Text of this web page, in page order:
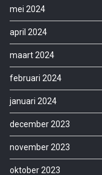
mei 2024
april 2024
maart 2024
februari 2024
januari 2024
december 2023
november 2023
oktober 2023